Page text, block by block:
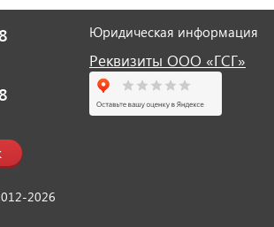
2026
Юридическая информация
Реквизиты ООО «ГСГ»